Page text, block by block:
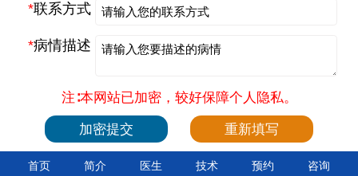
*联系方式
*病情描述
注∶本网站已加密，较好保障个人隐私。
首页 简介 医生 技术 预约 咨询